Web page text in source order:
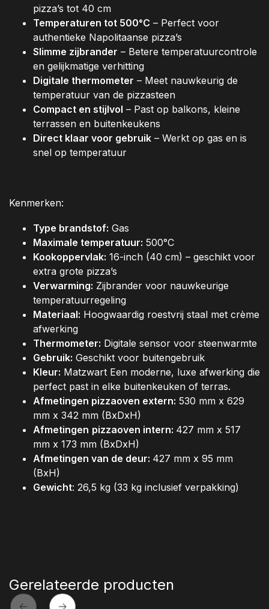
pizza’s tot 40 cm
Temperaturen tot 500°C – Perfect voor
authentieke Napolitaanse pizza’s
Slimme zijbrander – Betere temperatuurcontrole
en gelijkmatige verhitting
Digitale thermometer – Meet nauwkeurig de
temperatuur van de pizzasteen
Compact en stijlvol – Past op balkons, kleine
terrassen en buitenkeukens
Direct klaar voor gebruik – Werkt op gas en is
snel op temperatuur
Kenmerken:
Type brandstof: Gas
Maximale temperatuur: 500°C
Kookoppervlak: 16-inch (40 cm) – geschikt voor
extra grote pizza’s
Verwarming: Zijbrander voor nauwkeurige
temperatuurregeling
Materiaal: Hoogwaardig roestvrij staal met crème
afwerking
Thermometer: Digitale sensor voor steenwarmte
Gebruik: Geschikt voor buitengebruik
Kleur: Matzwart Een moderne, luxe afwerking die
perfect past in elke buitenkeuken of terras.
Afmetingen pizzaoven extern: 530 mm x 629
mm x 342 mm (BxDxH)
Afmetingen pizzaoven intern: 427 mm x 517
mm x 173 mm (BxDxH)
Afmetingen van de deur: 427 mm x 95 mm
(BxH)
Gewicht: 26,5 kg (33 kg inclusief verpakking)
Gerelateerde producten